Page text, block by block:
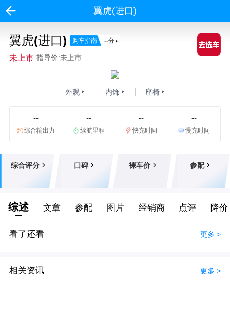
翼虎(进口)
翼虎(进口) 购车指南 --分
未上市 指导价:未上市
外观 内饰 座椅
--
综合输出力
--
续航里程
--
快充时间
--
慢充时间
综合评分
--
口碑
--
裸车价
--
参配
--
综述 文章 参配 图片 经销商 点评 降价
看了还看 更多 >
相关资讯 更多 >